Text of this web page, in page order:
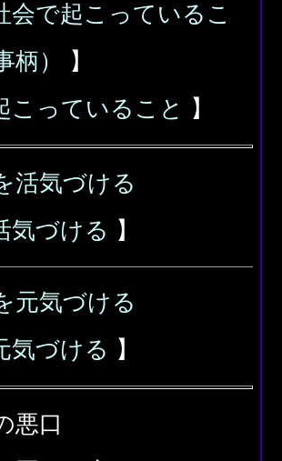
会で起こっているこ
柄）
】
こっていること 】
活気づける
気づける 】
元気づける
気づける 】
悪口